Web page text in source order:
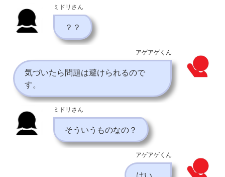
ミドリさん
？？
アゲアゲくん
気づいたら問題は避けられるので
す。
ミドリさん
そういうものなの？
アゲアゲくん
はい。